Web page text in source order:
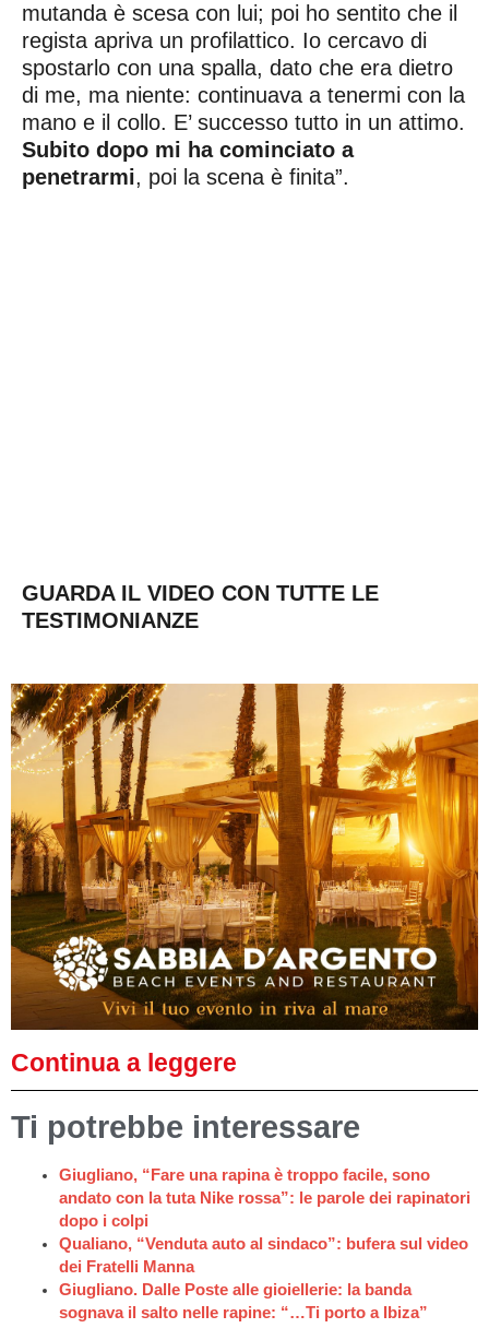
mutanda è scesa con lui; poi ho sentito che il
regista apriva un profilattico. Io cercavo di
spostarlo con una spalla, dato che era dietro
di me, ma niente: continuava a tenermi con la
mano e il collo. E’ successo tutto in un attimo.
Subito dopo mi ha cominciato a
penetrarmi, poi la scena è finita”.
GUARDA IL VIDEO CON TUTTE LE
TESTIMONIANZE
Continua a leggere
Ti potrebbe interessare
Giugliano, “Fare una rapina è troppo facile, sono
andato con la tuta Nike rossa”: le parole dei rapinatori
dopo i colpi
Qualiano, “Venduta auto al sindaco”: bufera sul video
dei Fratelli Manna
Giugliano. Dalle Poste alle gioiellerie: la banda
sognava il salto nelle rapine: “…Ti porto a Ibiza”